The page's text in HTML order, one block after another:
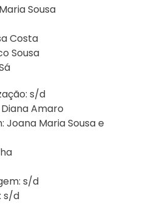
Sousa
Costa
Sousa
s/d
Diana Amaro
Joana Maria Sousa e
s/d
s/d